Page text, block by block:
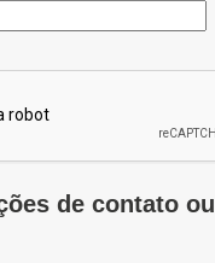
de contato ou